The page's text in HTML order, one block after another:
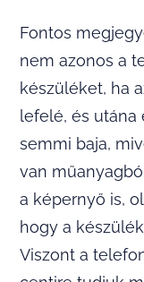
Fontos
nem azonos a
készüléket, ha
lefelé, és utána
semmi baja,
van
a képernyő is,
hogy a
Viszont a